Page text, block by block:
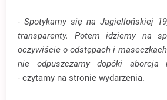
- Spotykamy się na Jagiellońskiej
transparenty. Potem idziemy na
oczywiście o odstępach i
nie odpuszczamy dopóki aborcja
- czytamy na stronie wydarzenia.